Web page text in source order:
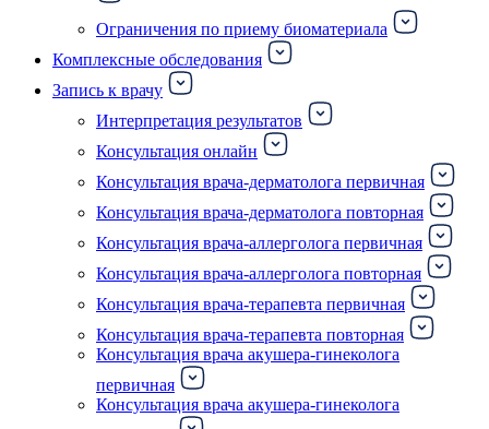
Ограничения по приему биоматериала
Комплексные обследования
Запись к врачу
Интерпретация результатов
Консультация онлайн
Консультация врача-дерматолога первичная
Консультация врача-дерматолога повторная
Консультация врача-аллерголога первичная
Консультация врача-аллерголога повторная
Консультация врача-терапевта первичная
Консультация врача-терапевта повторная
Консультация врача акушера-гинеколога
первичная
Консультация врача акушера-гинеколога